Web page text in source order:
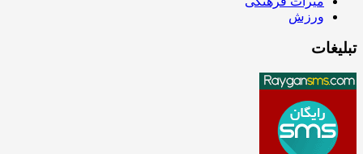
ورزش
تبلیغات